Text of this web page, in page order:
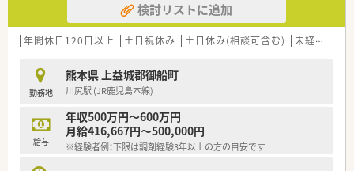
検討リストに追加
年間休日120日以上 土日祝休み 土日休み(相談可含む) 未経験可
勤務地
熊本県 上益城郡御船町
川尻駅 (JR鹿児島本線)
給与
年収500万円～600万円
月給416,667円～500,000円
※経験者例：下限は調剤経験3年以上の方の目安です